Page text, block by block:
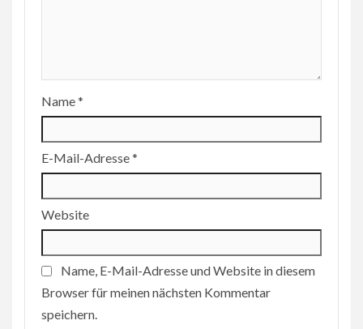
Name*
E-Mail-Adresse*
Website
Name, E-Mail-Adresse und Website in diesem
Browser für meinen nächsten Kommentar
speichern.